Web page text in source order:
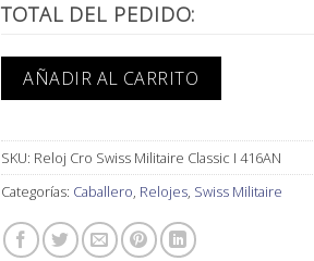
TOTAL DEL PEDIDO:
AÑADIR AL CARRITO
SKU: Reloj Cro Swiss Militaire Classic I 416AN
Categorías: Caballero, Relojes, Swiss Militaire